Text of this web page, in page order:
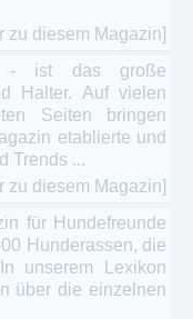
zu diesem Magazin]
- ist das große
Halter. Auf vielen
Seiten bringen
etablierte und
Trends ...
zu diesem Magazin]
für Hundefreunde
Hunderassen, die
unserem Lexikon
über die einzelnen